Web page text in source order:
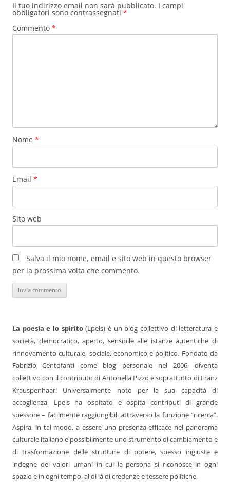
Il tuo indirizzo email non sarà pubblicato. I campi
obbligatori sono contrassegnati *
Commento *
Nome *
Email *
Sito web
Salva il mio nome, email e sito web in questo browser
per la prossima volta che commento.
La poesia e lo spirito(Lpels) è un blog collettivo di letteratura e
società, democratico, aperto, sensibile alle istanze autentiche di
rinnovamento culturale, sociale, economico e politico. Fondato da
Fabrizio Centofanti come blog personale nel 2006, diventa
collettivo con il contributo di Antonella Pizzo e soprattutto di Franz
Krauspenhaar. Universalmente noto per la sua capacità di
accoglienza, Lpels ha ospitato e ospita contributi di grande
spessore – facilmente raggiungibili attraverso la funzione “ricerca”.
Aspira, in tal modo, a essere una presenza efficace nel panorama
culturale italiano e possibilmente uno strumento di cambiamento e
di trasformazione delle strutture di potere, spesso ingiuste e
indegne dei valori umani in cui la persona si riconosce in ogni
spazio e in ogni tempo, al di là di credenze e tessere politiche.